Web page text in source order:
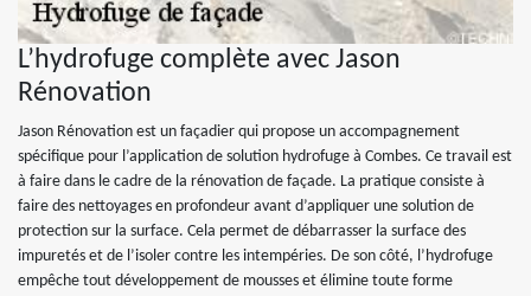
L’hydrofuge complète avec Jason
Rénovation
Jason Rénovation est un façadier qui propose un accompagnement
spécifique pour l’application de solution hydrofuge à Combes. Ce travail est
à faire dans le cadre de la rénovation de façade. La pratique consiste à
faire des nettoyages en profondeur avant d’appliquer une solution de
protection sur la surface. Cela permet de débarrasser la surface des
impuretés et de l’isoler contre les intempéries. De son côté, l’hydrofuge
empêche tout développement de mousses et élimine toute forme